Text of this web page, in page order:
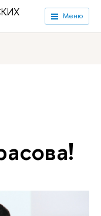
Меню
«Высшая
наук